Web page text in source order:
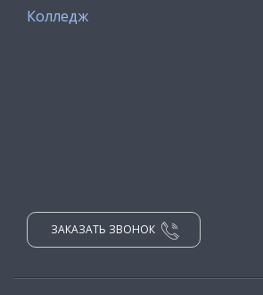
Колледж
ЗАКАЗАТЬ ЗВОНОК